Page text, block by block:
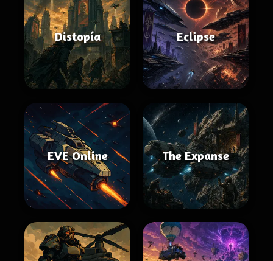
Distopía Eclipse
EVE Online The Expanse